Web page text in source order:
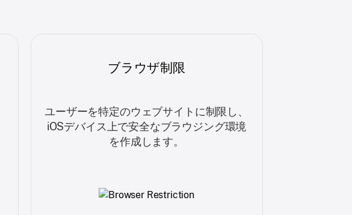
ブラウザ制限
ユーザーを特定のウェブサイトに制限し、
iOSデバイス上で安全なブラウジング環境
を作成します。